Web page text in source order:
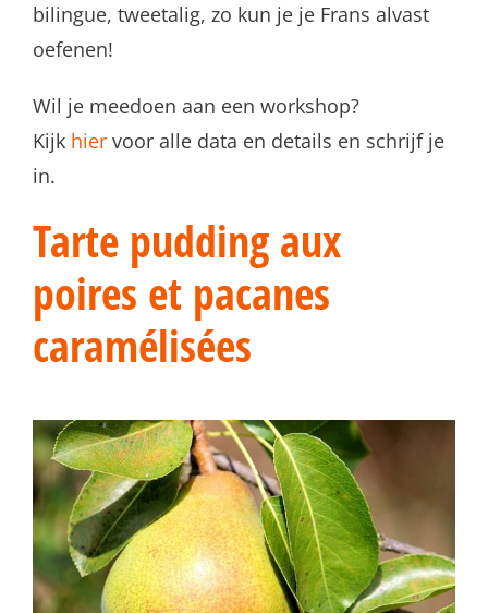
bilingue, tweetalig, zo kun je je Frans alvast
oefenen!
Wil je meedoen aan een workshop?
Kijk hiervoor alle data en details en schrijf je
in.
Tarte pudding aux
poires et pacanes
caramélisées